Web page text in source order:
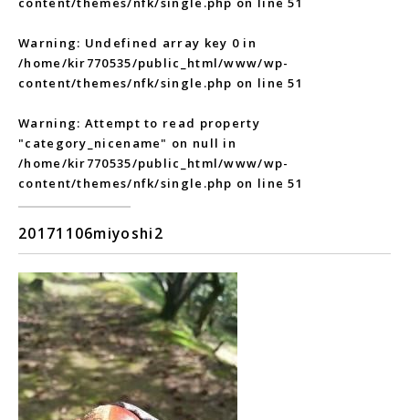
Warning: Undefined array key 0 in
/home/kir770535/public_html/www/wp-
content/themes/nfk/single.php on line51
Warning: Attempt to read property
"category_nicename" on null in
/home/kir770535/public_html/www/wp-
content/themes/nfk/single.php on line51
20171106miyoshi2